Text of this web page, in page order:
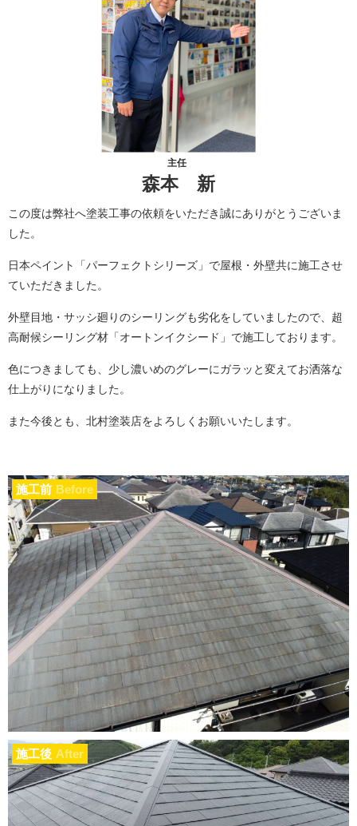
主任
森本 新
この度は弊社へ塗装工事の依頼をいただき誠にありがとうございま
した。
日本ペイント「パーフェクトシリーズ」で屋根・外壁共に施工させ
ていただきました。
外壁目地・サッシ廻りのシーリングも劣化をしていましたので、超
高耐候シーリング材「オートンイクシード」で施工しております。
色につきましても、少し濃いめのグレーにガラッと変えてお洒落な
仕上がりになりました。
また今後とも、北村塗装店をよろしくお願いいたします。
施工前 Before
施工後 After